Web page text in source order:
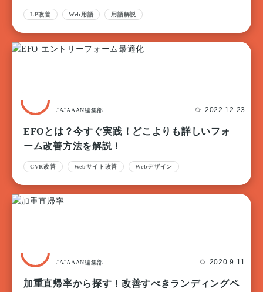
LP改善 Web用語 用語解説
JAJAAAN編集部 2022.12.23
EFOとは？今すぐ実践！どこよりも詳しいフォ
ーム改善方法を解説！
CVR改善 Webサイト改善 Webデザイン
JAJAAAN編集部 2020.9.11
加重直帰率から探す！改善すべきランディングペ